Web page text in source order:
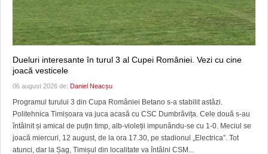
Dueluri interesante în turul 3 al Cupei României. Vezi cu cine
joacă vesticele
06 august 2026 de: Daniel Neacșu
Programul turului 3 din Cupa României Betano s-a stabilit astăzi.
Politehnica Timișoara va juca acasă cu CSC Dumbrăvița. Cele două s-au
întâlnit și amical de puțin timp, alb-violeții impunându-se cu 1-0. Meciul se
joacă miercuri, 12 august, de la ora 17.30, pe stadionul „Electrica”. Tot
atunci, dar la Șag, Timișul din localitate va întâlni CSM...